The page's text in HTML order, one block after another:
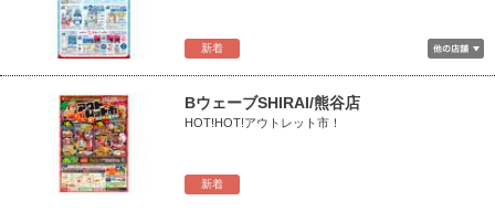
新着
新着
BウェーブSHIRAI/熊谷店
HOT!HOT!アウトレット市！